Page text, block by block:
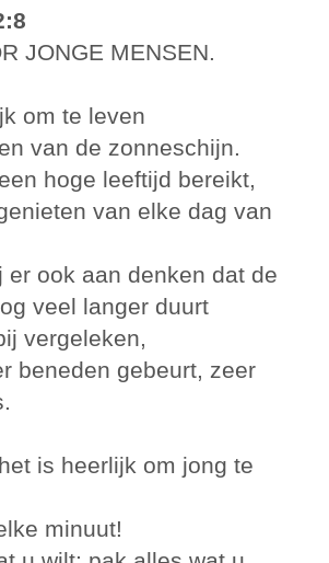
JONGE MENSEN.
om te leven
van de zonneschijn.
hoge leeftijd bereikt,
van elke dag van
er ook aan denken dat de
veel langer duurt
vergeleken,
beneden gebeurt, zeer
is heerlijk om jong te
minuut!